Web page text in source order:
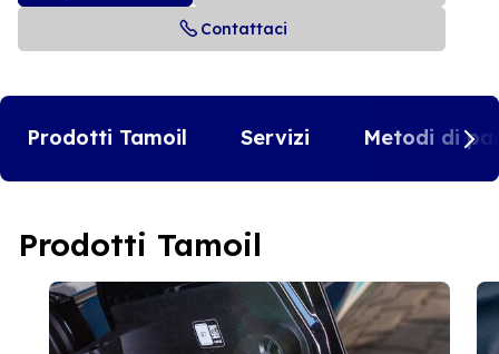
Contattaci
Prodotti Tamoil Servizi Metodi di
Prodotti Tamoil